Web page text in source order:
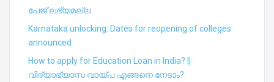
പേജ് ലഭ്യമല്ല
Karnataka unlocking: Dates for reopening of colleges
announced
How to apply for Education Loan in India? ||
വിദ്യാഭ്യാസ വായ്പ എങ്ങനെ നേടാം?